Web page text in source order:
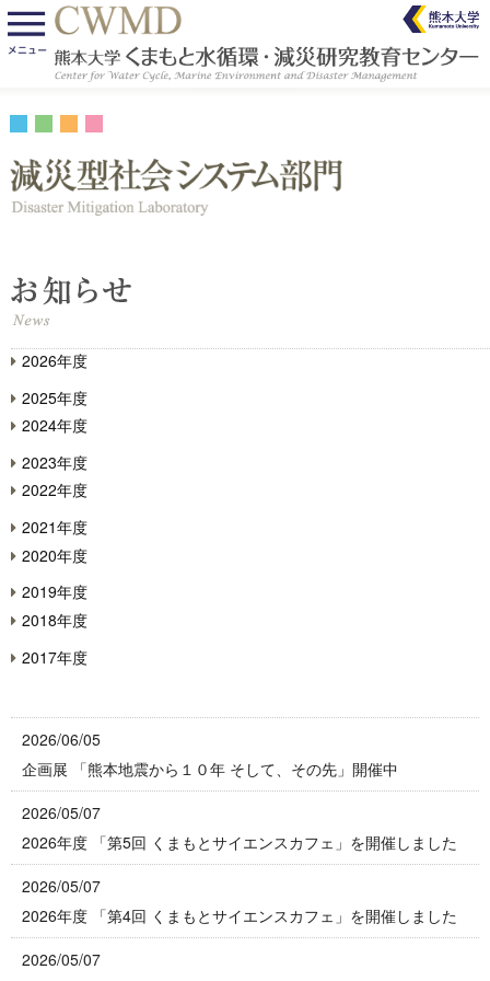
2026年度
2025年度
2024年度
2023年度
2022年度
2021年度
2020年度
2019年度
2018年度
2017年度
2026/06/05
企画展 「熊本地震から１０年 そして、その先」開催中
2026/05/07
2026年度 「第5回 くまもとサイエンスカフェ」を開催しました
2026/05/07
2026年度 「第4回 くまもとサイエンスカフェ」を開催しました
2026/05/07